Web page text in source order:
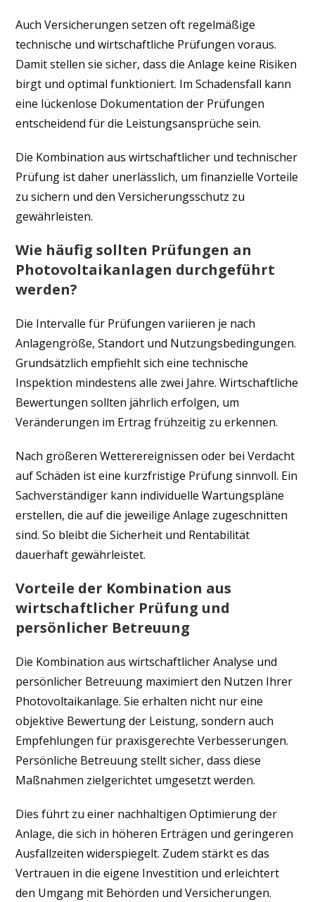
Auch Versicherungen setzen oft regelmäßige
technische und wirtschaftliche Prüfungen voraus.
Damit stellen sie sicher, dass die Anlage keine Risiken
birgt und optimal funktioniert. Im Schadensfall kann
eine lückenlose Dokumentation der Prüfungen
entscheidend für die Leistungsansprüche sein.
Die Kombination aus wirtschaftlicher und technischer
Prüfung ist daher unerlässlich, um finanzielle Vorteile
zu sichern und den Versicherungsschutz zu
gewährleisten.
Wie häufig sollten Prüfungen an
Photovoltaikanlagen durchgeführt
werden?
Die Intervalle für Prüfungen variieren je nach
Anlagengröße, Standort und Nutzungsbedingungen.
Grundsätzlich empfiehlt sich eine technische
Inspektion mindestens alle zwei Jahre. Wirtschaftliche
Bewertungen sollten jährlich erfolgen, um
Veränderungen im Ertrag frühzeitig zu erkennen.
Nach größeren Wetterereignissen oder bei Verdacht
auf Schäden ist eine kurzfristige Prüfung sinnvoll. Ein
Sachverständiger kann individuelle Wartungspläne
erstellen, die auf die jeweilige Anlage zugeschnitten
sind. So bleibt die Sicherheit und Rentabilität
dauerhaft gewährleistet.
Vorteile der Kombination aus
wirtschaftlicher Prüfung und
persönlicher Betreuung
Die Kombination aus wirtschaftlicher Analyse und
persönlicher Betreuung maximiert den Nutzen Ihrer
Photovoltaikanlage. Sie erhalten nicht nur eine
objektive Bewertung der Leistung, sondern auch
Empfehlungen für praxisgerechte Verbesserungen.
Persönliche Betreuung stellt sicher, dass diese
Maßnahmen zielgerichtet umgesetzt werden.
Dies führt zu einer nachhaltigen Optimierung der
Anlage, die sich in höheren Erträgen und geringeren
Ausfallzeiten widerspiegelt. Zudem stärkt es das
Vertrauen in die eigene Investition und erleichtert
den Umgang mit Behörden und Versicherungen.